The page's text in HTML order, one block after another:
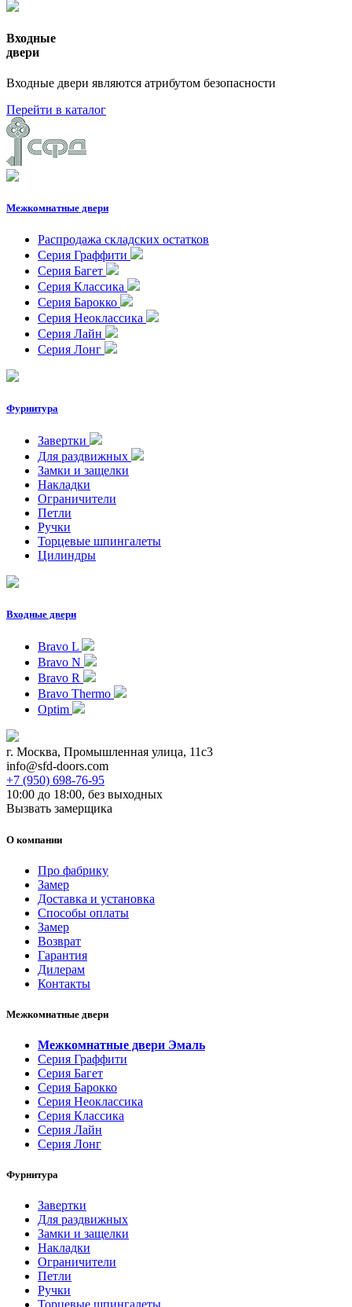
Входные
двери
Входные двери являются атрибутом безопасности
Перейти в каталог
Межкомнатные двери
Распродажа складских остатков
Серия Граффити
Серия Багет
Серия Классика
Серия Барокко
Серия Неоклассика
Серия Лайн
Серия Лонг
Фурнитура
Завертки
Для раздвижных
Замки и защелки
Накладки
Ограничители
Петли
Ручки
Торцевые шпингалеты
Цилиндры
Входные двери
Bravo L
Bravo N
Bravo R
Bravo Thermo
Optim
г. Москва, Промышленная улица, 11с3
info@sfd-doors.com
+7 (950) 698-76-95
10:00 до 18:00, без выходных
Вызвать замерщика
О компании
Про фабрику
Замер
Доставка и установка
Способы оплаты
Замер
Возврат
Гарантия
Дилерам
Контакты
Межкомнатные двери
Межкомнатные двери Эмаль
Серия Граффити
Серия Багет
Серия Барокко
Серия Неоклассика
Серия Классика
Серия Лайн
Серия Лонг
Фурнитура
Завертки
Для раздвижных
Замки и защелки
Накладки
Ограничители
Петли
Ручки